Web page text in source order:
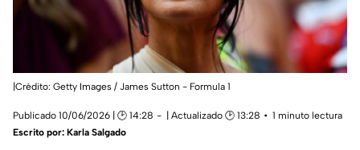
|Crédito: Getty Images / James Sutton - Formula 1
Publicado 10/06/2026 | 🕑 14:28 | Actualizado 🕑 13:28
1 minuto lectura
Escrito por: Karla Salgado